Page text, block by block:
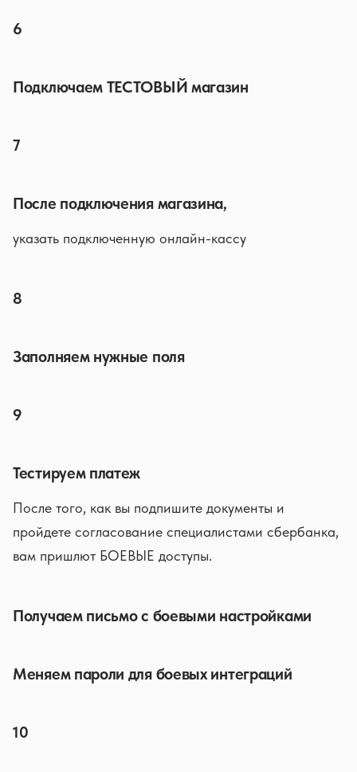
6
Подключаем ТЕСТОВЫЙ магазин
7
После подключения магазина,
указать подключенную онлайн-кассу
8
Заполняем нужные поля
9
Тестируем платеж
После того, как вы подпишите документы и
пройдете согласование специалистами сбербанка,
вам пришлют БОЕВЫЕ доступы.
Получаем письмо с боевыми настройками
Меняем пароли для боевых интеграций
10